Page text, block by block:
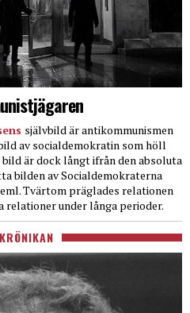
självbild är antikommunismen
av socialdemokratin som höll
är dock långt ifrån den absoluta
bilden av Socialdemokraterna
Tvärtom präglades relationen
under långa perioder.